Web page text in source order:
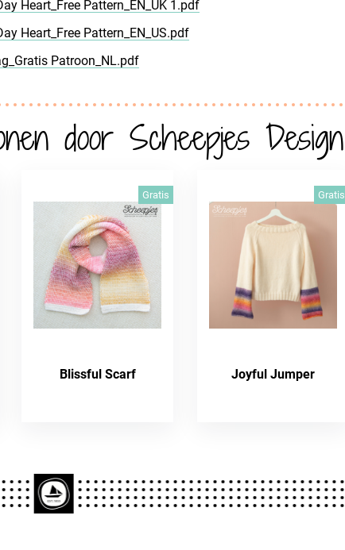
Heart_Free Pattern_EN_UK 1.pdf
Heart_Free Pattern_EN_US.pdf
Patroon_NL.pdf
door Scheepjes Design
Gratis
Blissful Scarf
Gratis
Joyful Jumper